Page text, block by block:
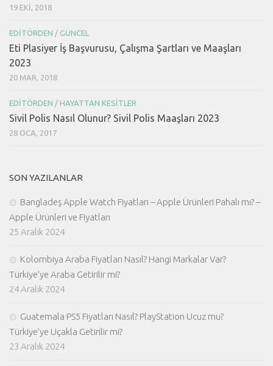
19 EKI, 2018
EDITÖRDEN / GÜNCEL
Eti Plasiyer İş Başvurusu, Çalışma Şartları ve Maaşları
2023
20 MAR, 2018
EDITÖRDEN / HAYATTAN KESITLER
Sivil Polis Nasıl Olunur? Sivil Polis Maaşları 2023
28 OCA, 2017
SON YAZILANLAR
Bangladeş Apple Watch Fiyatları – Apple Ürünleri Pahalı mı? –
Apple Ürünleri ve Fiyatları
25 Aralık 2024
Kolombiya Araba Fiyatları Nasıl? Hangi Markalar Var?
Türkiye’ye Araba Getirilir mi?
24 Aralık 2024
Guatemala PS5 Fiyatları Nasıl? PlayStation Ucuz mu?
Türkiye’ye Uçakla Getirilir mi?
23 Aralık 2024